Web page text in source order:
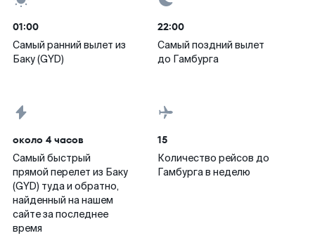
01:00
Самый ранний вылет из
Баку (GYD)
22:00
Самый поздний вылет
до Гамбурга
около 4 часов
Самый быстрый
прямой перелет из Баку
(GYD) туда и обратно,
найденный на нашем
сайте за последнее
время
15
Количество рейсов до
Гамбурга в неделю